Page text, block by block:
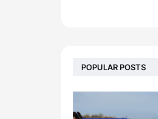
POPULAR POSTS